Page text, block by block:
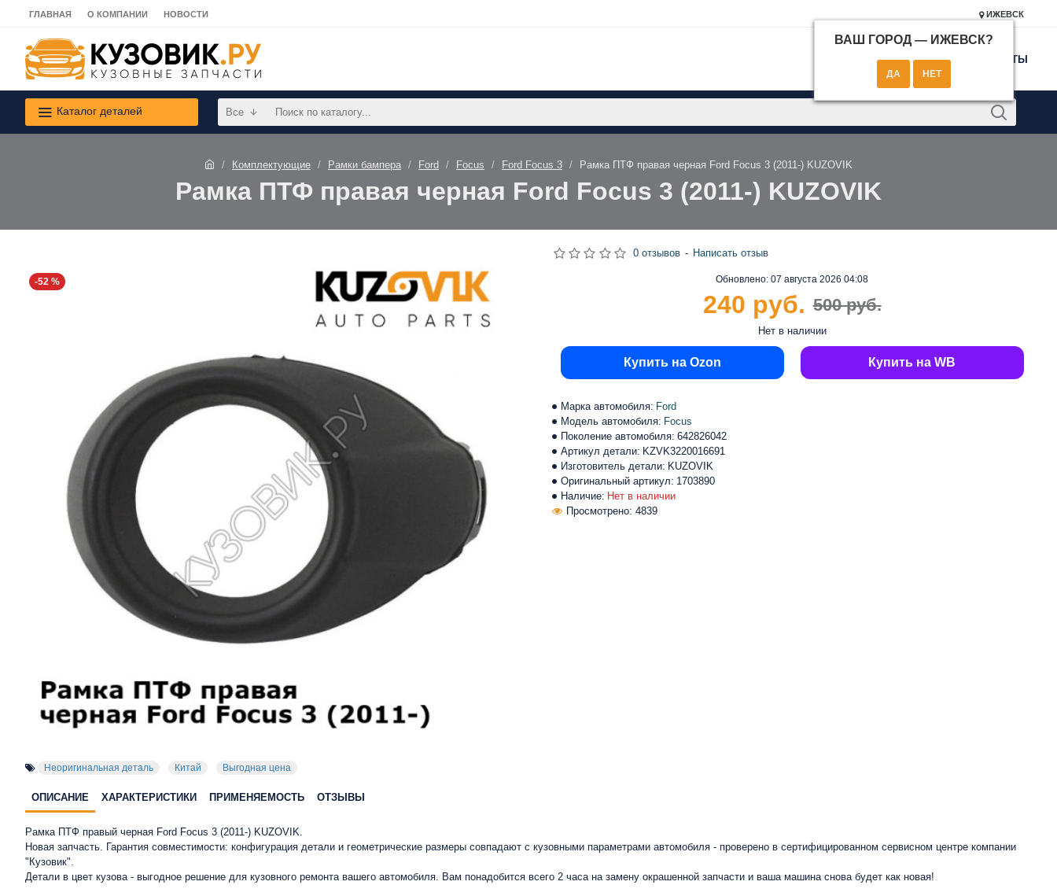
ГЛАВНАЯ О КОМПАНИИ НОВОСТИ ИЖЕВСК
ВАШ ГОРОД — ИЖЕВСК?
КОНТАКТЫ
Каталог деталей Все
Комплектующие Рамки бампера Ford Focus Ford Focus 3 Рамка ПТФ правая черная Ford Focus 3 (2011-) KUZOVIK
Рамка ПТФ правая черная Ford Focus 3 (2011-) KUZOVIK
-52 %
Неоригинальная деталь Китай Выгодная цена
Наличие: Нет в наличии
Марка автомобиля: Ford
Модель автомобиля: Focus
Поколение автомобиля: 642826042
Артикул детали: KZVK3220016691
Изготовитель детали: KUZOVIK
Оригинальный артикул: 1703890
Просмотрено: 4839
Обновлено: 07 августа 2026 04:08
Нет в наличии
0 отзывов - Написать отзыв
500 руб.
240 руб.
Купить на Ozon Купить на WB
ОПИСАНИЕ ХАРАКТЕРИСТИКИ ПРИМЕНЯЕМОСТЬ ОТЗЫВЫ
Рамка ПТФ правый черная Ford Focus 3 (2011-) KUZOVIK.
Новая запчасть. Гарантия совместимости: конфигурация детали и геометрические размеры совпадают с кузовными параметрами автомобиля - проверено в сертифицированном сервисном центре компании
"Кузовик".
Детали в цвет кузова - выгодное решение для кузовного ремонта вашего автомобиля. Вам понадобится всего 2 часа на замену окрашенной запчасти и ваша машина снова будет как новая!